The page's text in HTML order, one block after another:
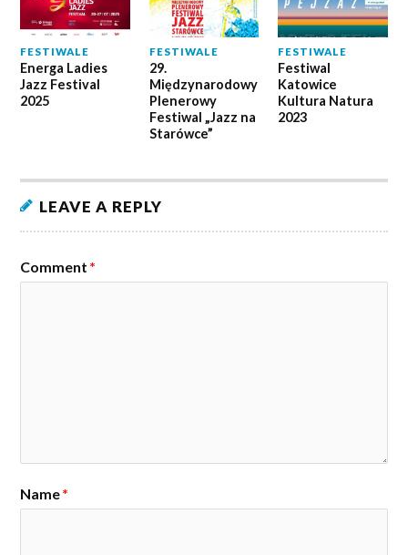
FESTIWALE
Energa Ladies
Jazz Festival
2025
FESTIWALE
29.
Międzynarodowy
Plenerowy
Festiwal „Jazz na
Starówce”
FESTIWALE
Festiwal
Katowice
Kultura Natura
2023
LEAVE A REPLY
Comment *
Name*